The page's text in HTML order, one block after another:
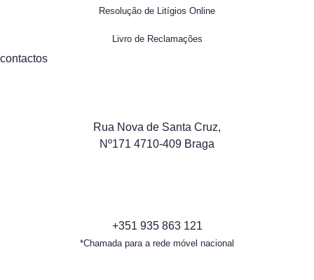
Resolução de Litígios Online
Livro de Reclamações
contactos
Rua Nova de Santa Cruz,
Nº171 4710-409 Braga
+351 935 863 121
*Chamada para a rede móvel nacional